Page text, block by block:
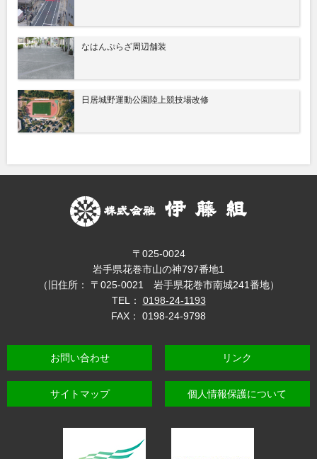
なはんぷらざ周辺舗装
日居城野運動公園陸上競技場改修
〒025-0024
岩手県花巻市山の神797番地1
（旧住所： 〒025-0021 岩手県花巻市南城241番地）
TEL： 0198-24-1193
FAX： 0198-24-9798
お問い合わせ リンク
サイトマップ 個人情報保護について